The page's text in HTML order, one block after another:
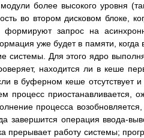
более высокого уровня
во втором дисковом блоке,
формируют запрос на
уже будет в памяти, когда
системы. Для этого ядро
находится ли в кеше
в буферном кеше отсутствует
процесс приостанавливается,
процесса
завершится операция ввода-
прерывает работу системы;